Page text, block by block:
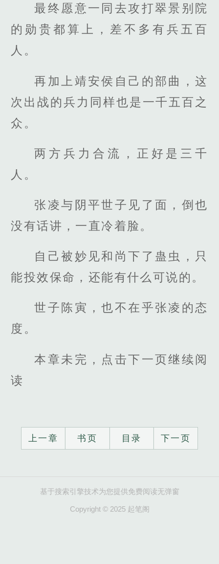
最终愿意一同去攻打翠景别院
的勋贵都算上，差不多有兵五百
人。
再加上靖安侯自己的部曲，这
次出战的兵力同样也是一千五百之
众。
两方兵力合流，正好是三千
人。
张凌与阴平世子见了面，倒也
没有话讲，一直冷着脸。
自己被妙见和尚下了蛊虫，只
能投效保命，还能有什么可说的。
世子陈寅，也不在乎张凌的态
度。
本章未完，点击下一页继续阅
读
上一章 书页 目录 下一页
基于搜索引擎技术为您提供免费阅读无弹窗
Copyright © 2025 起笔阁